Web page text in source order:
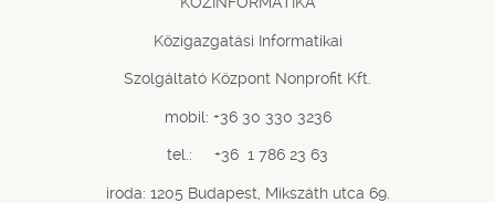
Közigazgatási Informatikai
Szolgáltató Központ Nonprofit Kft.
mobil: +36 30 330 3236
tel.: +36 1 786 23 63
iroda: 1205 Budapest, Mikszáth utca 69.